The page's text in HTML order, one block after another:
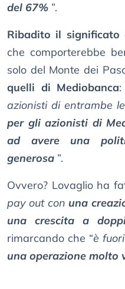
del 67% ”.
Ribadito il significato
che comporterebbe
solo del Monte dei
quelli di Mediobanca:
azionisti di entrambe
per gli azionisti di
ad avere una
generosa ”.
Ovvero? Lovaglio ha
pay out con una
una crescita a
rimarcando che “è
una operazione molto